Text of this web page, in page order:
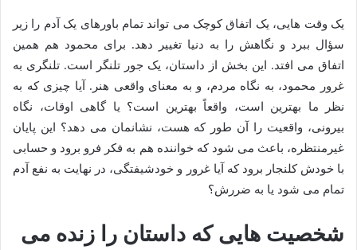
یک وقت هایی، یک اتفاق کوچک می تواند تمام باورهای یک آدم را زیر
سؤال ببرد و نگاهش را به دنیا تغییر دهد. برای محمود هم همین
اتفاق می افتد. این بخش از داستان، یک جور تلنگر است. تلنگری به
غرور محمود، به نگاه مردم، و به معنای واقعی هنر. آیا چیزی که به
نظر ما بهترین است، واقعاً بهترین است؟ یا گاهی اوقات، نگاه
بیرونی، واقعیت را آن طور که هست، نشانمان می دهد؟ این پایان
غیرمنتظره، باعث می شود که خواننده هم به فکر فرو برود و حسابی
با خودش کلنجار برود که آیا غرور و خودشیفتگی، در نهایت به نفع آدم
تمام می شود یا به ضررش؟
شخصیت هایی که داستان را زنده می